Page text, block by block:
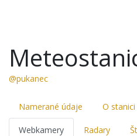
@pukanec
Namerané údaje O stanici
Webkamery Radary